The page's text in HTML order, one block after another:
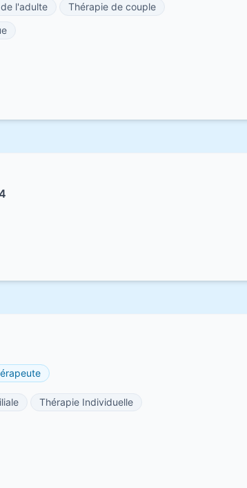
l'adulte
Thérapie de couple
Thérapie Individuelle